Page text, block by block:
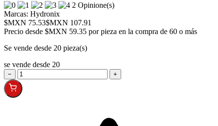
2 Opinione(s)
Marcas: Hydronix
$MXN 75.53$MXN 107.91
Precio desde $MXN 59.35 por pieza en la compra de 60 o más
Se vende desde 20 pieza(s)
se vende desde 20
− +